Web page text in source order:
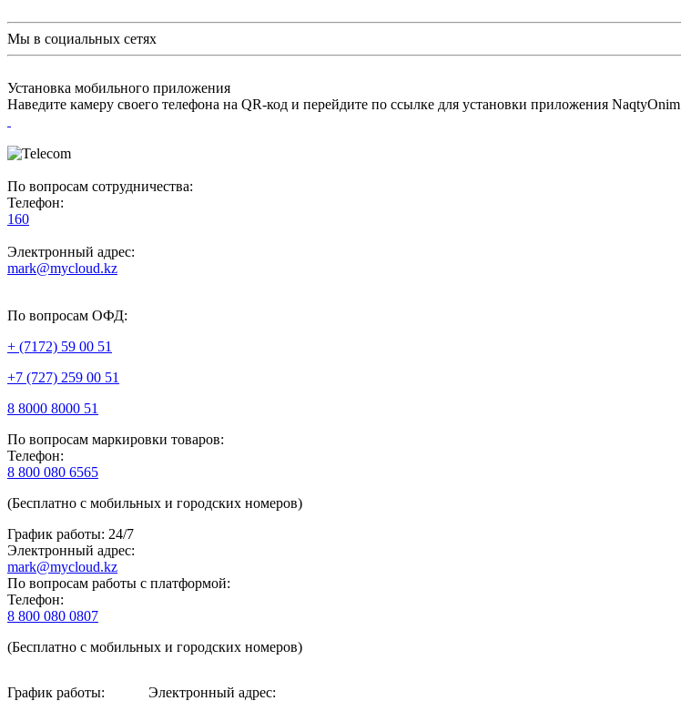
Мы в социальных сетях
Установка мобильного приложения
Наведите камеру своего телефона на QR-код и перейдите по ссылке для установки приложения NaqtyOnim
По вопросам сотрудничества:
Телефон:
160
Электронный адрес:
mark@mycloud.kz
По вопросам ОФД:
+ (7172) 59 00 51
+7 (727) 259 00 51
8 8000 8000 51
По вопросам маркировки товаров:
Телефон:
8 800 080 6565
(Бесплатно с мобильных и городских номеров)
График работы: 24/7
Электронный адрес:
mark@mycloud.kz
По вопросам работы с платформой:
Телефон:
8 800 080 0807
(Бесплатно с мобильных и городских номеров)
График работы:
Электронный адрес: